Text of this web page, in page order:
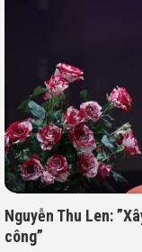
Nguyễn Thu Len:
công”